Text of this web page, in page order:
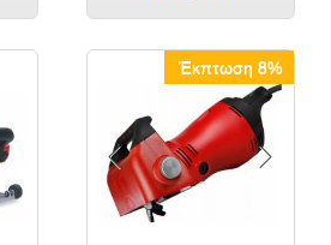
Έκπτωση 8%